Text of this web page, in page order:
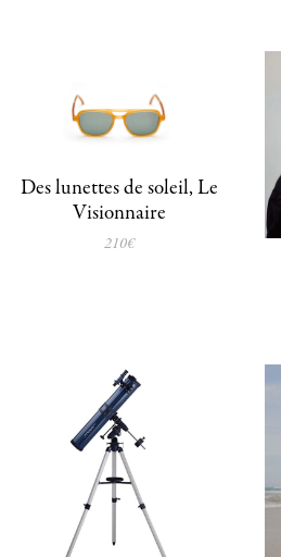
Des lunettes de soleil, Le
Visionnaire
210€